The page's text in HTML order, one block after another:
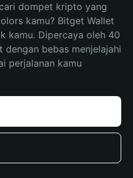
dompet kripto yang
kamu? Bitget Wallet
kamu. Dipercaya oleh 40
dengan bebas menjelajahi
perjalanan kamu